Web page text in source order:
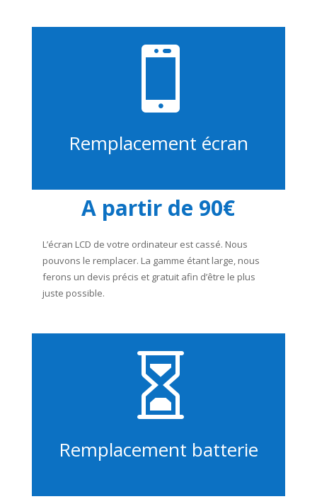

Remplacement écran
A partir de 90€
L’écran LCD de votre ordinateur est cassé. Nous
pouvons le remplacer. La gamme étant large, nous
ferons un devis précis et gratuit afin d’être le plus
juste possible.

Remplacement batterie